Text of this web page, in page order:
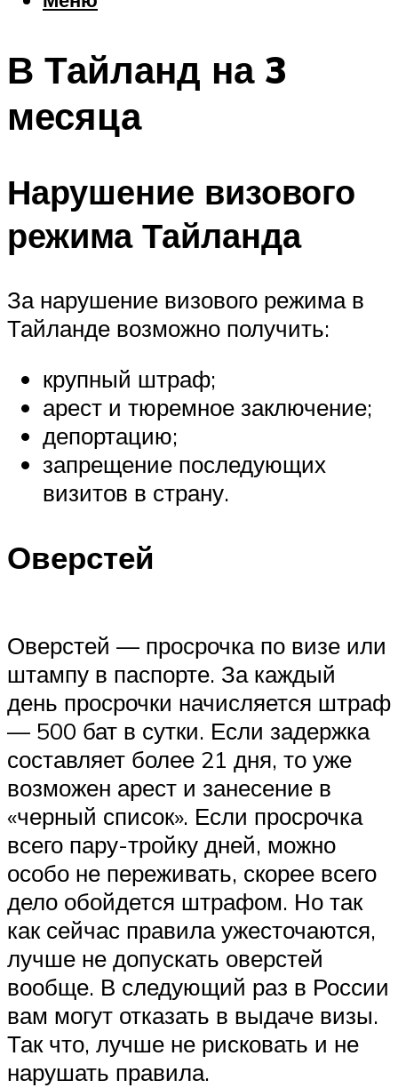
Шоппинг
В Тайланд на 3
месяца
Нарушение визового
режима Тайланда
За нарушение визового режима в
Тайланде возможно получить:
крупный штраф;
арест и тюремное заключение;
депортацию;
запрещение последующих
визитов в страну.
Оверстей
Оверстей — просрочка по визе или
штампу в паспорте. За каждый
день просрочки начисляется штраф
— 500 бат в сутки. Если задержка
составляет более 21 дня, то уже
возможен арест и занесение в
«черный список». Если просрочка
всего пару-тройку дней, можно
особо не переживать, скорее всего
дело обойдется штрафом. Но так
как сейчас правила ужесточаются,
лучше не допускать оверстей
вообще. В следующий раз в России
вам могут отказать в выдаче визы.
Так что, лучше не рисковать и не
нарушать правила.